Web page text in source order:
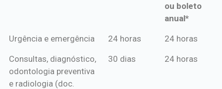
ou boleto
anual*
*Procedimentos Amil
*Pagamento
mensal*
*Pagamento
de crédito
Urgência e emergência 24 horas 24 horas
Consultas, diagnóstico,
odontologia preventiva
e radiologia (doc.
30 dias 24 horas